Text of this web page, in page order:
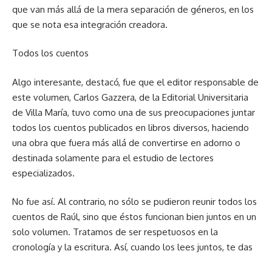
que van más allá de la mera separación de géneros, en los
que se nota esa integración creadora.
Todos los cuentos
Algo interesante, destacó, fue que el editor responsable de
este volumen, Carlos Gazzera, de la Editorial Universitaria
de Villa María, tuvo como una de sus preocupaciones juntar
todos los cuentos publicados en libros diversos, haciendo
una obra que fuera más allá de convertirse en adorno o
destinada solamente para el estudio de lectores
especializados.
No fue así. Al contrario, no sólo se pudieron reunir todos los
cuentos de Raúl, sino que éstos funcionan bien juntos en un
solo volumen. Tratamos de ser respetuosos en la
cronología y la escritura. Así, cuando los lees juntos, te das